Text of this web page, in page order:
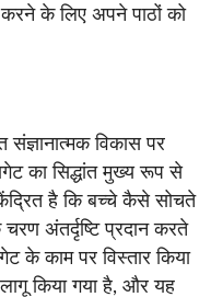
के लिए अपने पाठों को
संज्ञानात्मक विकास पर
का सिद्धांत मुख्य रूप से
है कि बच्चे कैसे सोचते
अंतर्दृष्टि प्रदान करते
के काम पर विस्तार किया
लागू किया गया है, और यह